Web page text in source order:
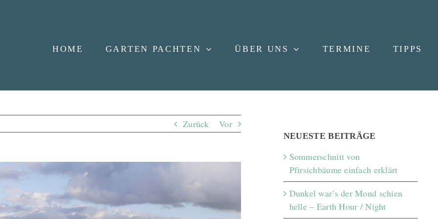
HOME GARTEN PACHTEN ÜBER UNS TERMINE TIPPS
Zurück Vor
NEUESTE BEITRÄGE
Sommerschnitt von
Pfirsichbäume einfach erklärt
Dunkel war’s der Mond schien
helle – Earth Hour / Night